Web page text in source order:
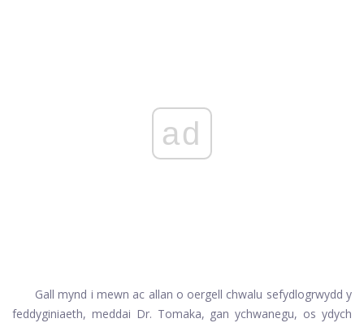
ad
Gall mynd i mewn ac allan o oergell chwalu sefydlogrwydd y
feddyginiaeth, meddai Dr. Tomaka, gan ychwanegu, os ydych